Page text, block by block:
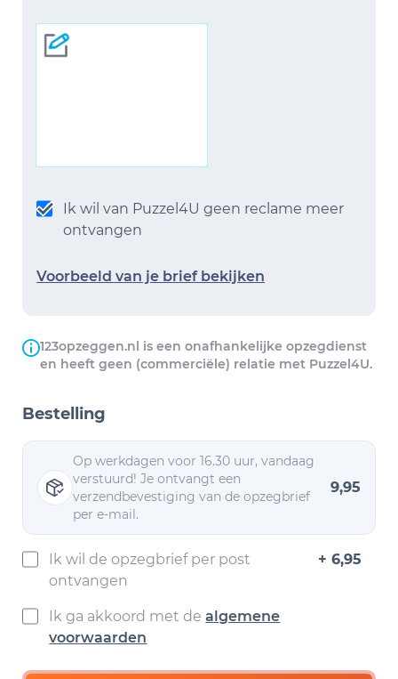
Ik wil van Puzzel4U geen reclame meer
ontvangen
Voorbeeld van je brief bekijken
123opzeggen.nl is een onafhankelijke opzegdienst
en heeft geen (commerciële) relatie met Puzzel4U.
Bestelling
Op werkdagen voor 16.30 uur, vandaag
verstuurd! Je ontvangt een
verzendbevestiging van de opzegbrief
per e-mail.
9,95
Ik wil de opzegbrief per post
ontvangen
+ 6,95
Ik ga akkoord met dealgemene
voorwaarden